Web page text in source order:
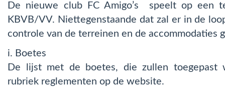
De nieuwe club FC Amigo’s speelt op een
KBVB/VV. Niettegenstaande dat zal er in de
controle van de terreinen en de accommodaties
i. Boetes
De lijst met de boetes, die zullen toegepast
rubriek reglementen op de website.